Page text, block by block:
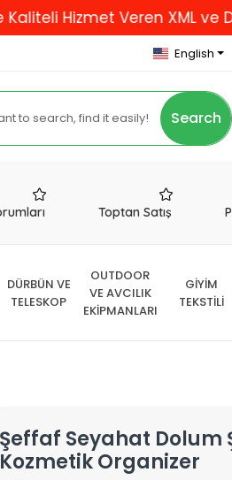
Veren XML ve
English
Search
Toptan Satış
DÜRBÜN VE
TELESKOP
OUTDOOR
VE AVCILIK
EKİPMANLARI
GİYİM
TEKSTİLİ
Şeffaf Seyahat Dolum
Kozmetik Organizer